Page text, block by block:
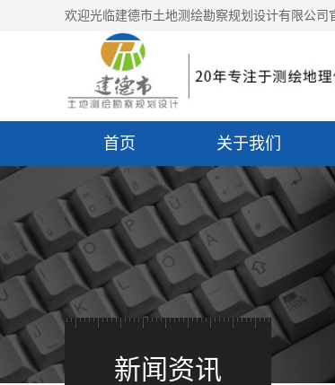
欢迎光临建德市土地测绘勘察规划设计有限公司
首页 关于我们
新闻资讯